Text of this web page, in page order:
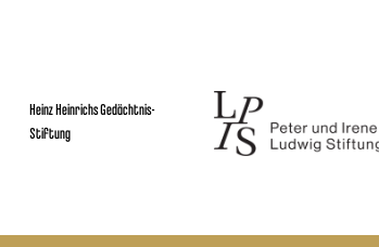
Heinz Heinrichs Gedächtnis-
Stiftung